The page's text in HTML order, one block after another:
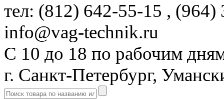
тел: (812) 642-55-15 , (964)
info@vag-technik.ru
С 10 до 18 по рабочим
г. Санкт-Петербург,